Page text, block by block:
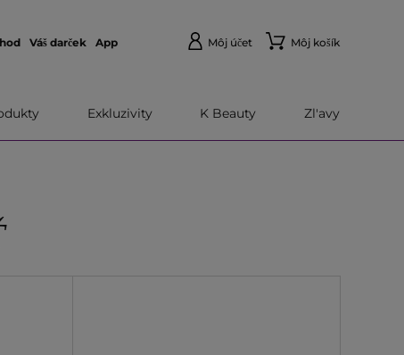
Váš darček App Môj účet Môj košík
Exkluzivity K Beauty Zl'avy